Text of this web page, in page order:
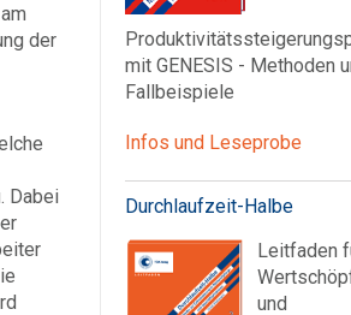
der
Dabei
mit GENESIS - Methoden
Fallbeispiele
Infos und Leseprobe
Durchlaufzeit-Halbe
Leitfaden
und